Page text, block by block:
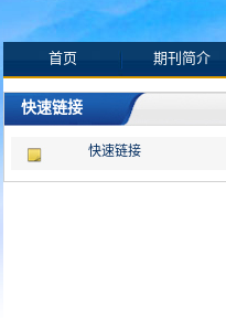
首页 期刊简介
快速链接
快速链接